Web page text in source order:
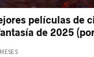
películas de
de 2025